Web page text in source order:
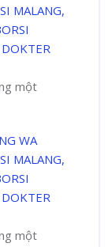
MALANG,
một
WA
MALANG,
một